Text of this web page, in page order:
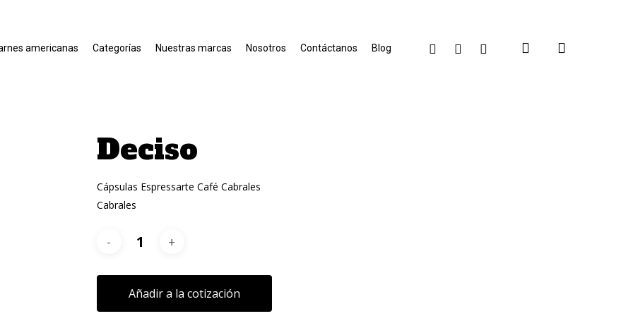
americanas Categorías Nuestras marcas Nosotros Contáctanos Blog facebooklinkedin instagram search
Deciso
Cápsulas Espressarte Café Cabrales
Cabrales
Añadir a la cotización